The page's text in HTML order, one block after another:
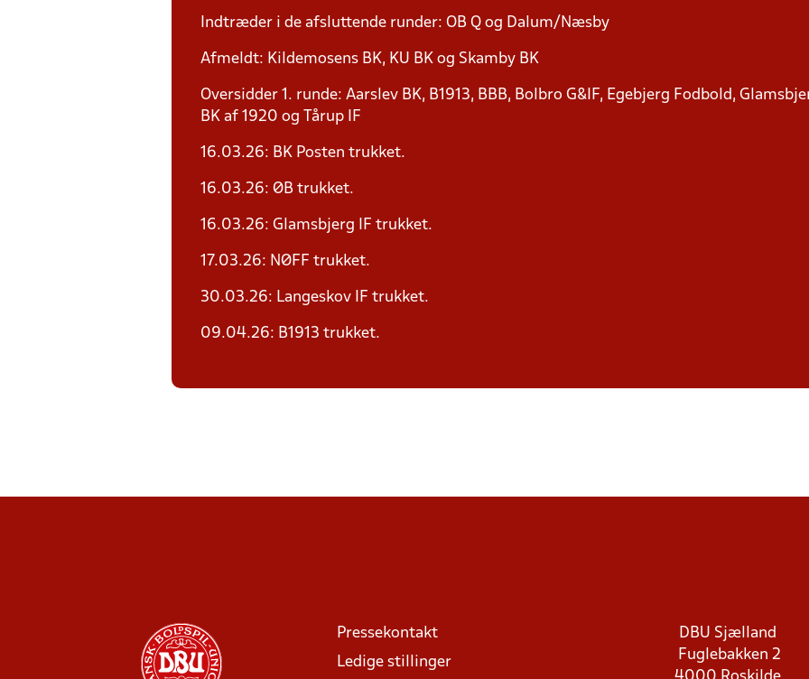
Indtræder i de afsluttende runder: OB Q og Dalum/Næsby
Afmeldt: Kildemosens BK, KU BK og Skamby BK
Oversidder 1. runde: Aarslev BK, B1913, BBB, Bolbro G&IF, Egebjerg Fodbold,
BK af 1920 og Tårup IF
16.03.26: BK Posten trukket.
16.03.26: ØB trukket.
16.03.26: Glamsbjerg IF trukket.
17.03.26: NØFF trukket.
30.03.26: Langeskov IF trukket.
09.04.26: B1913 trukket.
Pressekontakt
Ledige stillinger
DBU Sjælland
Fuglebakken 2